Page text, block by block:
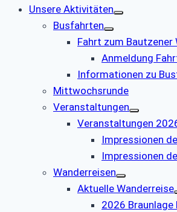
Unsere Aktivitäten
Busfahrten
Fahrt zum
Anmeldung
Informationen zu
Mittwochsrunde
Veranstaltungen
Veranstaltungen
Impressionen
Impressionen
Wanderreisen
Aktuelle Wanderreise
2026